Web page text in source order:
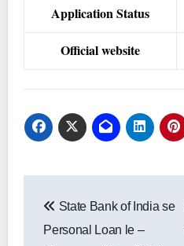
Application Status
Official website
navigation
State Bank of India se
Personal Loan le –